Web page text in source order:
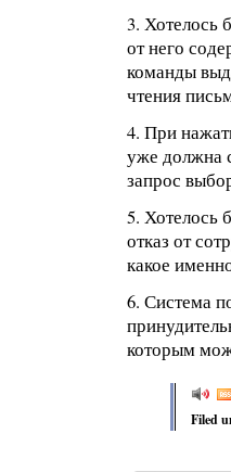
3. Хотелось
от него
команды
чтения
4. При
уже должна
запрос
5. Хотелось
отказ от
какое
6. Система
которым
Filed